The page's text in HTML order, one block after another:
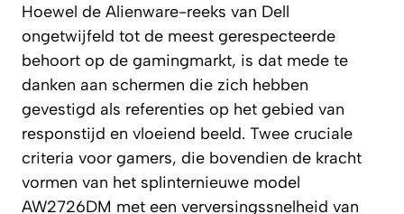
Hoewel de Alienware-reeks van Dell
ongetwijfeld tot de meest gerespecteerde
behoort op de gamingmarkt, is dat mede te
danken aan schermen die zich hebben
gevestigd als referenties op het gebied van
responstijd en vloeiend beeld. Twee cruciale
criteria voor gamers, die bovendien de kracht
vormen van het splinternieuwe model
AW2726DM met een verversingssnelheid van